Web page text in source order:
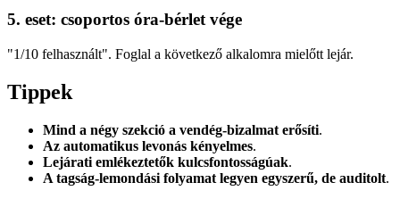
5. eset: csoportos óra-bérlet vége
"1/10 felhasznált". Foglal a következő alkalomra mielőtt lejár.
Tippek
Mind a négy szekció a vendég-bizalmat erősíti.
Az automatikus levonás kényelmes.
Lejárati emlékeztetők kulcsfontosságúak.
A tagság-lemondási folyamat legyen egyszerű, de auditolt.